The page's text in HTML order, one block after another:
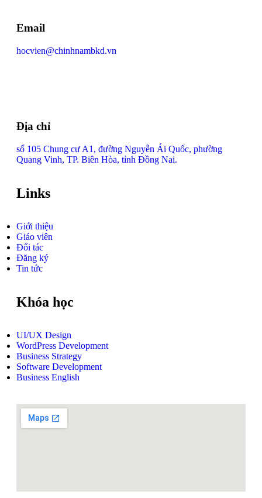
Email
hocvien@chinhnambkd.vn
Địa chỉ
số 105 Chung cư A1, đường Nguyễn Ái Quốc, phường
Quang Vinh, TP. Biên Hòa, tỉnh Đồng Nai.
Links
Giới thiệu
Giáo viên
Đối tác
Đăng ký
Tin tức
Khóa học
UI/UX Design
WordPress Development
Business Strategy
Software Development
Business English